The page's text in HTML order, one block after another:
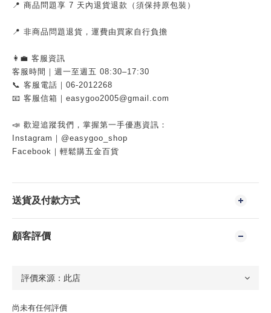
📍 商品問題享 7 天內退貨退款（須保持原包裝）
📍 非商品問題退貨，運費由買家自行負擔
👩‍💼 客服資訊
客服時間｜週一至週五 08:30–17:30
📞 客服電話｜06-2012268
📧 客服信箱｜easygoo2005@gmail.com
📣 歡迎追蹤我們，掌握第一手優惠資訊：
Instagram｜@easygoo_shop
Facebook｜輕鬆購五金百貨
送貨及付款方式
顧客評價
尚未有任何評價